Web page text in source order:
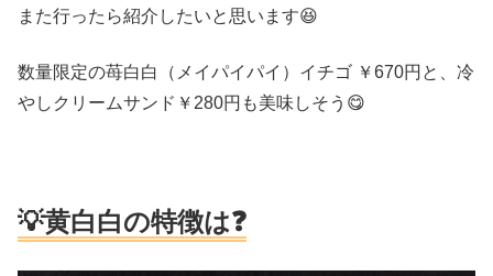
また行ったら紹介したいと思います😆
数量限定の苺白白（メイパイパイ）イチゴ ￥670円と、冷
やしクリームサンド￥280円も美味しそう😋
💡黄白白の特徴は❓